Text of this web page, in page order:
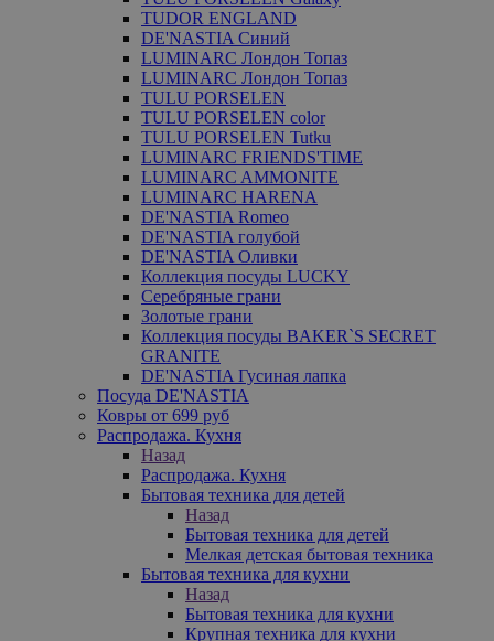
TUDOR ENGLAND
DE'NASTIA Синий
LUMINARC Лондон Топаз
LUMINARC Лондон Топаз
TULU PORSELEN
TULU PORSELEN color
TULU PORSELEN Tutku
LUMINARC FRIENDS'TIME
LUMINARC AMMONITE
LUMINARC HARENA
DE'NASTIA Romeo
DE'NASTIA голубой
DE'NASTIA Оливки
Коллекция посуды LUCKY
Серебряные грани
Золотые грани
Коллекция посуды BAKER`S SECRET
GRANITE
DE'NASTIA Гусиная лапка
Посуда DE'NASTIA
Ковры от 699 руб
Распродажа. Кухня
Назад
Распродажа. Кухня
Бытовая техника для детей
Назад
Бытовая техника для детей
Мелкая детская бытовая техника
Бытовая техника для кухни
Назад
Бытовая техника для кухни
Крупная техника для кухни